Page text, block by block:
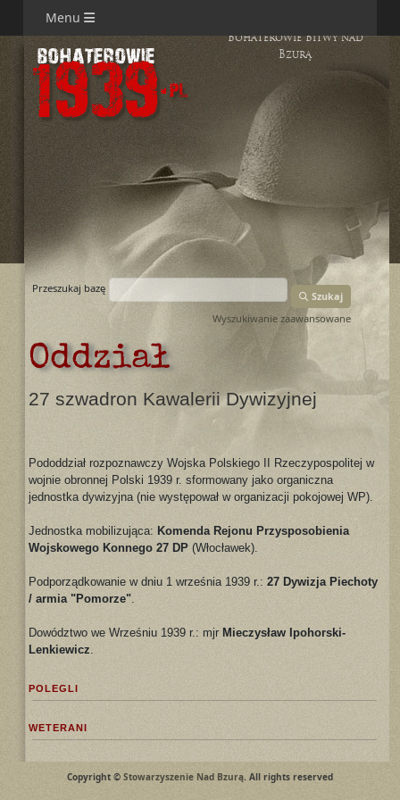
Menu
Bohaterowie Bitwy nad
Bzurą
Przeszukaj bazę
Szukaj
Wyszukiwanie zaawansowane
Oddział
27 szwadron Kawalerii Dywizyjnej
Pododdział rozpoznawczy Wojska Polskiego II Rzeczypospolitej w
wojnie obronnej Polski 1939 r. sformowany jako organiczna
jednostka dywizyjna (nie występował w organizacji pokojowej WP).
Jednostka mobilizująca: Komenda Rejonu Przysposobienia
Wojskowego Konnego 27 DP (Włocławek).
Podporządkowanie w dniu 1 września 1939 r.: 27 Dywizja Piechoty
/ armia "Pomorze".
Dowództwo we Wrześniu 1939 r.: mjr Mieczysław Ipohorski-
Lenkiewicz.
POLEGLI
WETERANI
Copyright © Stowarzyszenie Nad Bzurą. All rights reserved